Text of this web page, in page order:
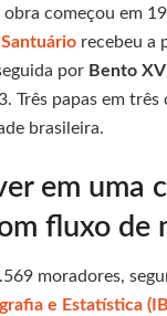
obra começou em
Santuário recebeu a
por Bento XVI
Três papas em
brasileira.
em uma
fluxo de
moradores,
e Estatística